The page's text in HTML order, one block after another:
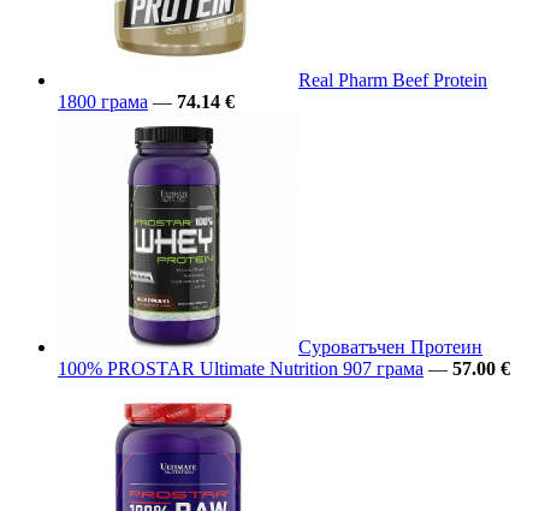
Real Pharm Beef Protein
1800 грама — 74.14 €
Суроватъчен Протеин
100% PROSTAR Ultimate Nutrition 907 грама — 57.00 €